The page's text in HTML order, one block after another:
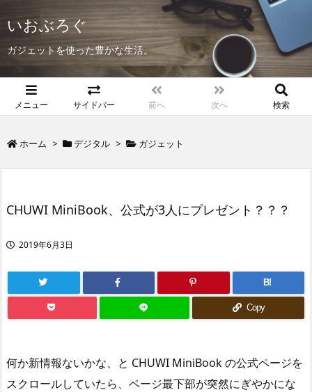
いおぶろぐ
ガジェットを使った豊かな生活。
メニュー サイドバー 前へ 次へ 検索
ホーム > デジタル > ガジェット
CHUWI MiniBook、公式が3人にプレゼント？？？
2019年6月3日
B!
Copy
何か新情報ないかな、と CHUWI MiniBook の公式ページを
スクロールしていたら、ページ最下部が突然にぎやかにな